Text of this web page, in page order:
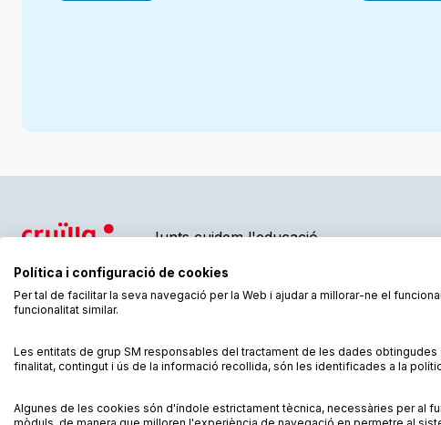
Junts cuidem l'educació
Política i configuració de cookies
Per tal de facilitar la seva navegació per la Web i ajudar a millorar-ne el
funcionalitat similar.
Les entitats de grup SM responsables del tractament de les dades
finalitat, contingut i ús de la informació recollida, són les identificades a la
Algunes de les cookies són d'índole estrictament tècnica, necessàries per al